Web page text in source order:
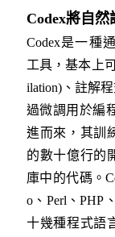
Codex將自
Codex是一種通
工具，基本上
ilation)、註解
過微調用於編
進而來，其訓
的數十億行的
庫中的代碼。
o、Perl、PHP
十幾種程式語